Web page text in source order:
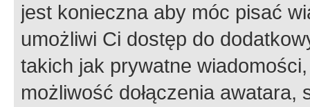
jest konieczna aby móc pisać
umożliwi Ci dostęp do
takich jak prywatne
możliwość dołączenia